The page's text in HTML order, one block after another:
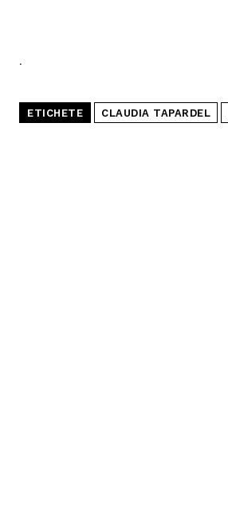
.
ETICHETE CLAUDIA TAPARDEL